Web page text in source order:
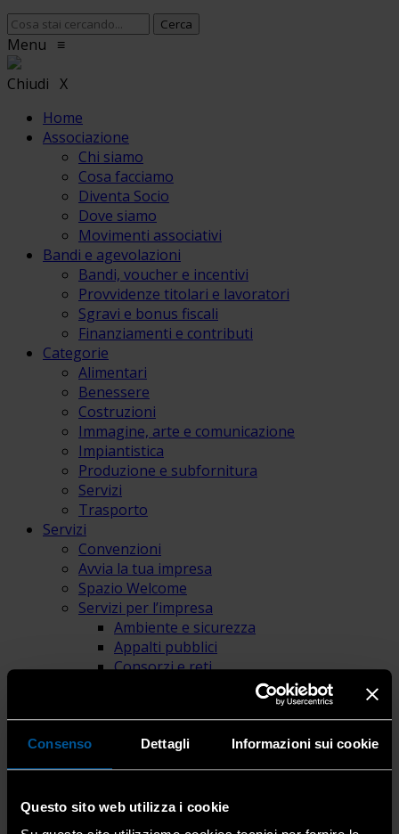
Consenso Dettagli Informazioni sui cookie
Questo sito web utilizza i cookie
Menu ≡
Chiudi X
Home
Associazione
Chi siamo
Cosa facciamo
Diventa Socio
Dove siamo
Movimenti associativi
Bandi e agevolazioni
Bandi, voucher e incentivi
Provvidenze titolari e lavoratori
Sgravi e bonus fiscali
Finanziamenti e contributi
Categorie
Alimentari
Benessere
Costruzioni
Immagine, arte e comunicazione
Impiantistica
Produzione e subfornitura
Servizi
Trasporto
Servizi
Convenzioni
Avvia la tua impresa
Spazio Welcome
Servizi per l’impresa
Ambiente e sicurezza
Appalti pubblici
Consorzi e reti
Consulenza Assicurativa
Consulenza Lavoro e Sindacale
Consulenza Legale – Privacy Gdpr
Contabilità e gestione d’impresa
Credito e servizi finanziari
Energia e gas